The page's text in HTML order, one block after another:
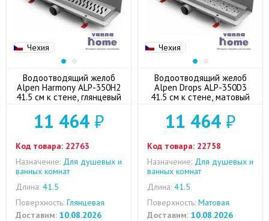
Чехия
Водоотводящий желоб
Alpen Harmony ALP-350H2
41.5 см к стене, глянцевый
11 464 ₽
Код товара: 22763
Назначение: Для душевых и
ванных комнат
Длина: 41.5
Поверхность: Глянцевая
Доставим: 10.08.2026
Чехия
Водоотводящий желоб
Alpen Drops ALP-350D3
41.5 см к стене, матовый
11 464 ₽
Код товара: 22758
Назначение: Для душевых и
ванных комнат
Длина: 41.5
Поверхность: Матовая
Доставим: 10.08.2026